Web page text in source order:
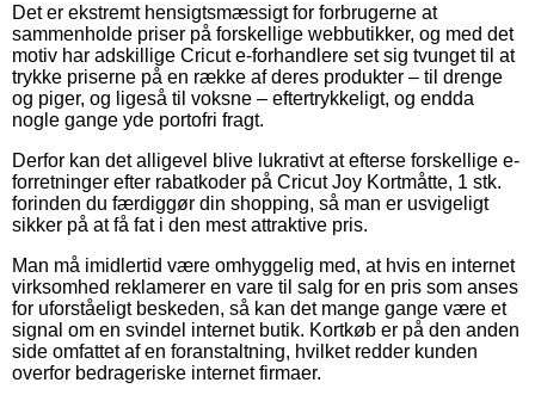
Det er ekstremt hensigtsmæssigt for forbrugerne at
sammenholde priser på forskellige webbutikker, og med det
motiv har adskillige Cricut e-forhandlere set sig tvunget til at
trykke priserne på en række af deres produkter – til drenge
og piger, og ligeså til voksne – eftertrykkeligt, og endda
nogle gange yde portofri fragt.
Derfor kan det alligevel blive lukrativt at efterse forskellige e-
forretninger efter rabatkoder på Cricut Joy Kortmåtte, 1 stk.
forinden du færdiggør din shopping, så man er usvigeligt
sikker på at få fat i den mest attraktive pris.
Man må imidlertid være omhyggelig med, at hvis en internet
virksomhed reklamerer en vare til salg for en pris som anses
for uforståeligt beskeden, så kan det mange gange være et
signal om en svindel internet butik. Kortkøb er på den anden
side omfattet af en foranstaltning, hvilket redder kunden
overfor bedrageriske internet firmaer.